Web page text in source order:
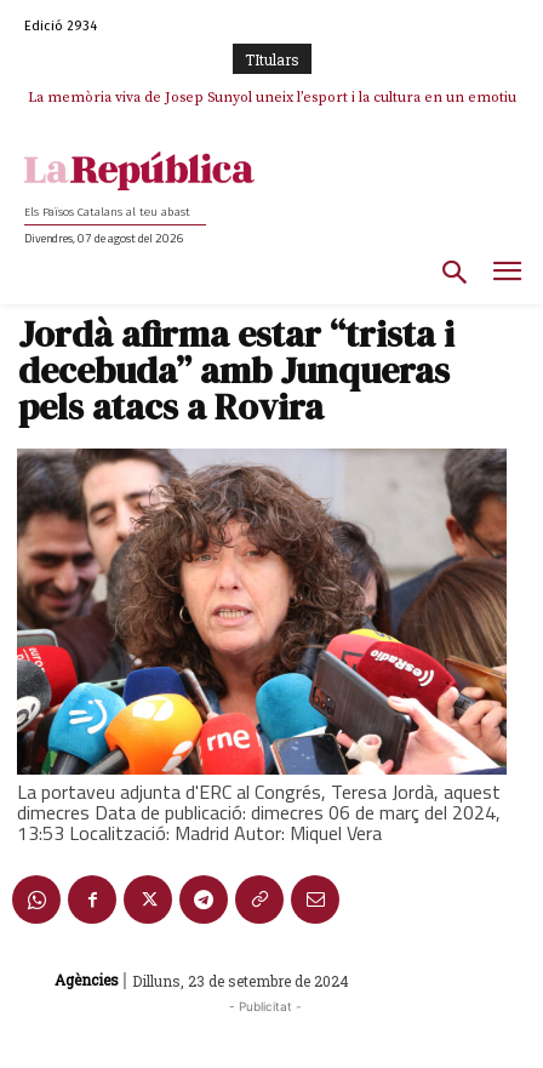
Edició 2934
TItulars
La memòria viva de Josep Sunyol uneix l’esport i la cultura en un emotiu
La “dignitat” a mitges de Marc Puigtió: renuncia a Girona pels àudios però
Els Països Catalans al teu abast
Divendres, 07 de agost del 2026
Jordà afirma estar “trista i
decebuda” amb Junqueras
pels atacs a Rovira
La portaveu adjunta d'ERC al Congrés, Teresa Jordà, aquest
dimecres Data de publicació: dimecres 06 de març del 2024,
13:53 Localització: Madrid Autor: Miquel Vera
Agències | Dilluns, 23 de setembre de 2024
- Publicitat -